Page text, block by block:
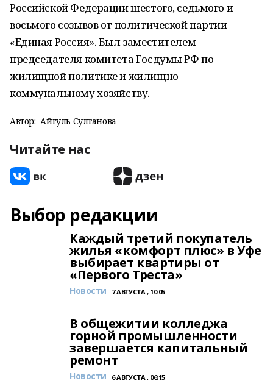
Российской Федерации шестого, седьмого и
восьмого созывов от политической партии
«Единая Россия». Был заместителем
председателя комитета Госдумы РФ по
жилищной политике и жилищно-
коммунальному хозяйству.
Автор: Айгуль Султанова
Читайте нас
Выбор редакции
Каждый третий покупатель
жилья «комфорт плюс» в Уфе
выбирает квартиры от
«Первого Треста»
Новости 7 АВГУСТА , 10:05
В общежитии колледжа
горной промышленности
завершается капитальный
ремонт
Новости 6 АВГУСТА , 06:15